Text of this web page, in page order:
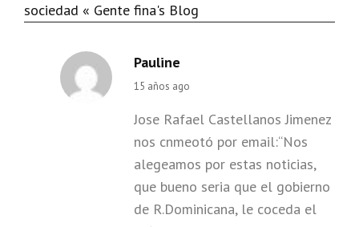
sociedad « Gente fina's Blog
Pauline
says:
15 años ago
Jose Rafael Castellanos Jimenez
nos cnmeotó por email:“Nos
alegeamos por estas noticias,
que bueno seria que el gobierno
de R.Dominicana, le coceda el